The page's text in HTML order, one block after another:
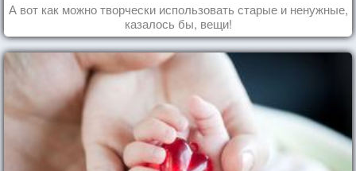
А вот как можно творчески использовать старые и ненужные,
казалось бы, вещи!